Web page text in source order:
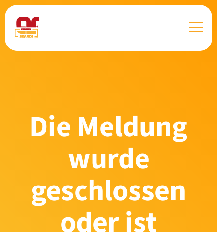
Die Meldung
wurde
geschlossen
oder ist